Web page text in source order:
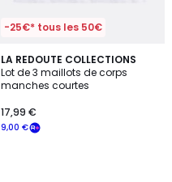
-25€* tous les 50€
LA REDOUTE COLLECTIONS
Lot de 3 maillots de corps
manches courtes
9,00 €
17,99 €